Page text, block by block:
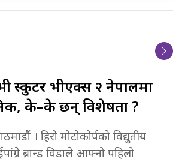
स्कुटर भीएक्स २ नेपालमा
के–के छन् विशेषता ?
। हिरो मोटोकोर्पको विद्युतीय
ब्रान्ड विडाले आफ्नो पहिलो